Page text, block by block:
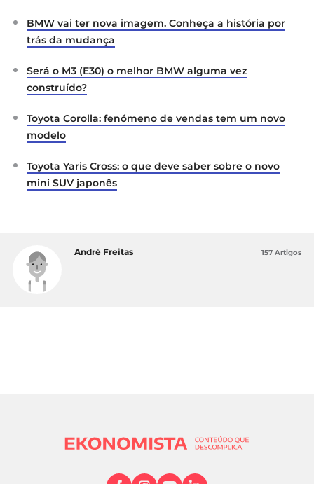
BMW vai ter nova imagem. Conheça a história por
trás da mudança
Será o M3 (E30) o melhor BMW alguma vez
construído?
Toyota Corolla: fenómeno de vendas tem um novo
modelo
Toyota Yaris Cross: o que deve saber sobre o novo
mini SUV japonês
André Freitas 157 Artigos